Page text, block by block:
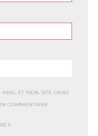
MAIL ET MON SITE DANS
COMMENTAIRE.